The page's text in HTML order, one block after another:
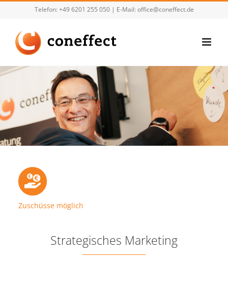
springen
Telefon: +49 6201 255 050| E-Mail: office@coneffect.de
Zuschüsse möglich
Strategisches Marketing